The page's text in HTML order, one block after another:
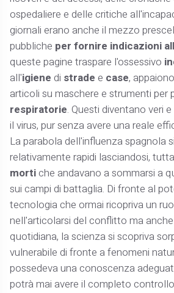
ospedaliere e delle critiche
giornali erano anche il mezzo
pubbliche per fornire indicazioni
queste pagine traspare l'ossessivo
all'igiene di strade e case,
articoli su maschere e strumenti per
respiratorie. Questi diventano veri
il virus, pur senza avere una reale
La parabola dell'influenza spagnola
relativamente rapidi lasciandosi,
mortiche andavano a sommarsi a
sui campi di battaglia. Di fronte al
tecnologia che ormai ricopriva un
nell'articolarsi del conflitto ma
quotidiana, la scienza si scopriva
vulnerabile di fronte a fenomeni
possedeva una conoscenza
potrà mai avere il completo